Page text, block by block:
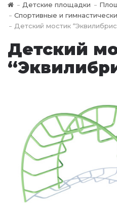
Детские площадки
Спортивные и
Детский мостик
Детский